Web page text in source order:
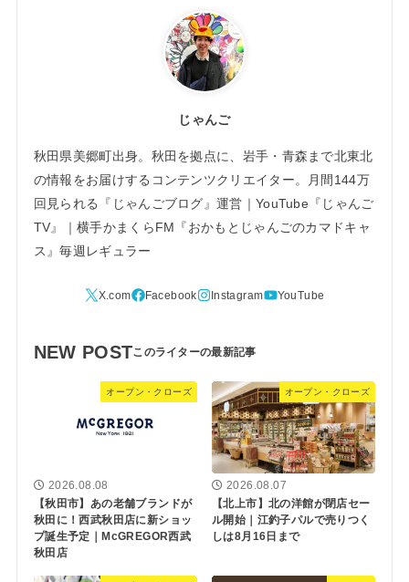
じゃんご
秋田県美郷町出身。秋田を拠点に、岩手・青森まで北東北
の情報をお届けするコンテンツクリエイター。月間144万
回見られる『じゃんごブログ』運営｜YouTube『じゃんご
TV』｜横手かまくらFM『おかもとじゃんごのカマドキャ
ス』毎週レギュラー
NEW POST
オープン・クローズ
2026.08.08
【秋田市】あの老舗ブランドが
秋田に！西武秋田店に新ショッ
プ誕生予定｜McGREGOR西武
秋田店
オープン・クローズ
2026.08.07
【北上市】北の洋館が閉店セー
ル開始｜江釣子パルで売りつく
しは8月16日まで